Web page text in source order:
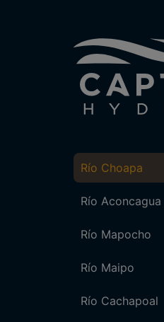
Río Choapa
Río Aconcagua
Río Mapocho
Río Maipo
Río Cachapoal